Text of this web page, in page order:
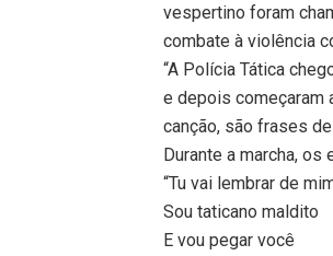
vespertino foram
combate à violência
“A Polícia Tática
e depois começaram
canção, são frases
Durante a marcha,
“Tu vai lembrar de
Sou taticano maldito
E vou pegar você